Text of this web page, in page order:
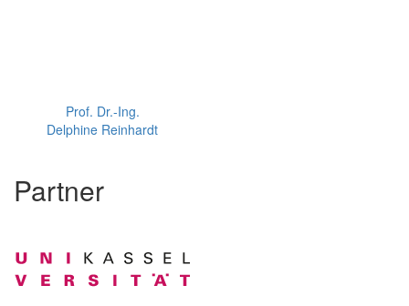
Prof. Dr.-Ing.
Delphine Reinhardt
Partner